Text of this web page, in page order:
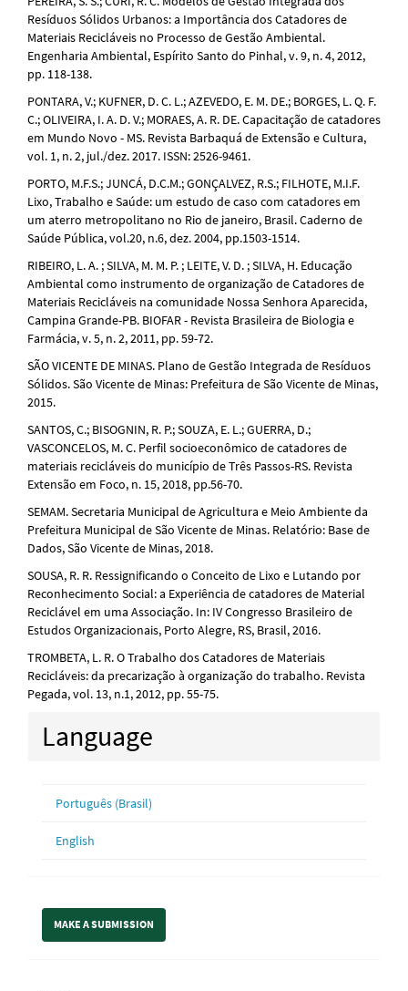
Resíduos Sólidos Urbanos: a Importância dos Catadores de
Materiais Recicláveis no Processo de Gestão Ambiental.
Engenharia Ambiental, Espírito Santo do Pinhal, v. 9, n. 4, 2012,
pp. 118-138.
PONTARA, V.; KUFNER, D. C. L.; AZEVEDO, E. M. DE.; BORGES, L. Q. F.
C.; OLIVEIRA, I. A. D. V.; MORAES, A. R. DE. Capacitação de catadores
em Mundo Novo - MS. Revista Barbaquá de Extensão e Cultura,
vol. 1, n. 2, jul./dez. 2017. ISSN: 2526-9461.
PORTO, M.F.S.; JUNCÁ, D.C.M.; GONÇALVEZ, R.S.; FILHOTE, M.I.F.
Lixo, Trabalho e Saúde: um estudo de caso com catadores em
um aterro metropolitano no Rio de janeiro, Brasil. Caderno de
Saúde Pública, vol.20, n.6, dez. 2004, pp.1503-1514.
RIBEIRO, L. A. ; SILVA, M. M. P. ; LEITE, V. D. ; SILVA, H. Educação
Ambiental como instrumento de organização de Catadores de
Materiais Recicláveis na comunidade Nossa Senhora Aparecida,
Campina Grande-PB. BIOFAR - Revista Brasileira de Biologia e
Farmácia, v. 5, n. 2, 2011, pp. 59-72.
SÃO VICENTE DE MINAS. Plano de Gestão Integrada de Resíduos
Sólidos. São Vicente de Minas: Prefeitura de São Vicente de Minas,
2015.
SANTOS, C.; BISOGNIN, R. P.; SOUZA, E. L.; GUERRA, D.;
VASCONCELOS, M. C. Perfil socioeconômico de catadores de
materiais recicláveis do município de Três Passos-RS. Revista
Extensão em Foco, n. 15, 2018, pp.56-70.
SEMAM. Secretaria Municipal de Agricultura e Meio Ambiente da
Prefeitura Municipal de São Vicente de Minas. Relatório: Base de
Dados, São Vicente de Minas, 2018.
SOUSA, R. R. Ressignificando o Conceito de Lixo e Lutando por
Reconhecimento Social: a Experiência de catadores de Material
Reciclável em uma Associação. In: IV Congresso Brasileiro de
Estudos Organizacionais, Porto Alegre, RS, Brasil, 2016.
TROMBETA, L. R. O Trabalho dos Catadores de Materiais
Recicláveis: da precarização à organização do trabalho. Revista
Pegada, vol. 13, n.1, 2012, pp. 55-75.
Language
Português (Brasil)
English
Make
MAKE A SUBMISSION